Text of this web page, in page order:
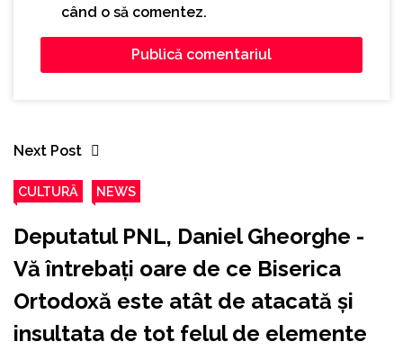
când o să comentez.
Next Post
CULTURĂ NEWS
Deputatul PNL, Daniel Gheorghe -
Vă întrebați oare de ce Biserica
Ortodoxă este atât de atacată și
insultata de tot felul de elemente